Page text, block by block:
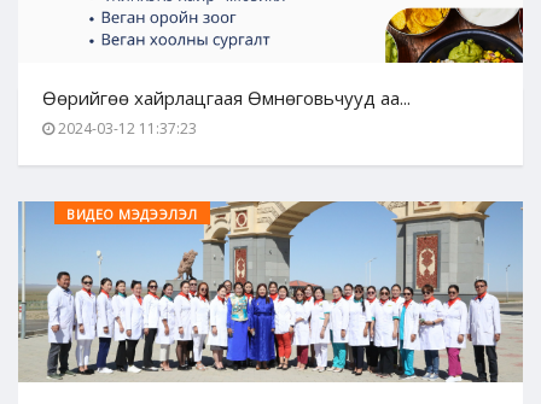
Өөрийгөө хайрлацгаая Өмнөговьчууд аа...
2024-03-12 11:37:23
ВИДЕО МЭДЭЭЛЭЛ